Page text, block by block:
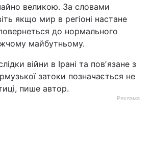
великою. За словами
якщо мир в регіоні настане
до нормального
майбутньому.
війни в Ірані та повʼязане з
затоки позначається не
пише автор.
Реклама